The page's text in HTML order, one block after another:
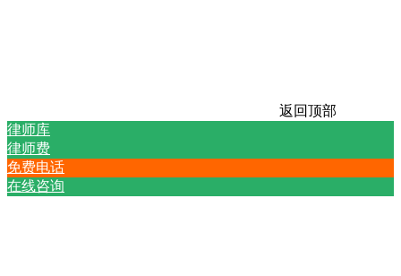
返回顶部
律师库
律师费
免费电话
在线咨询